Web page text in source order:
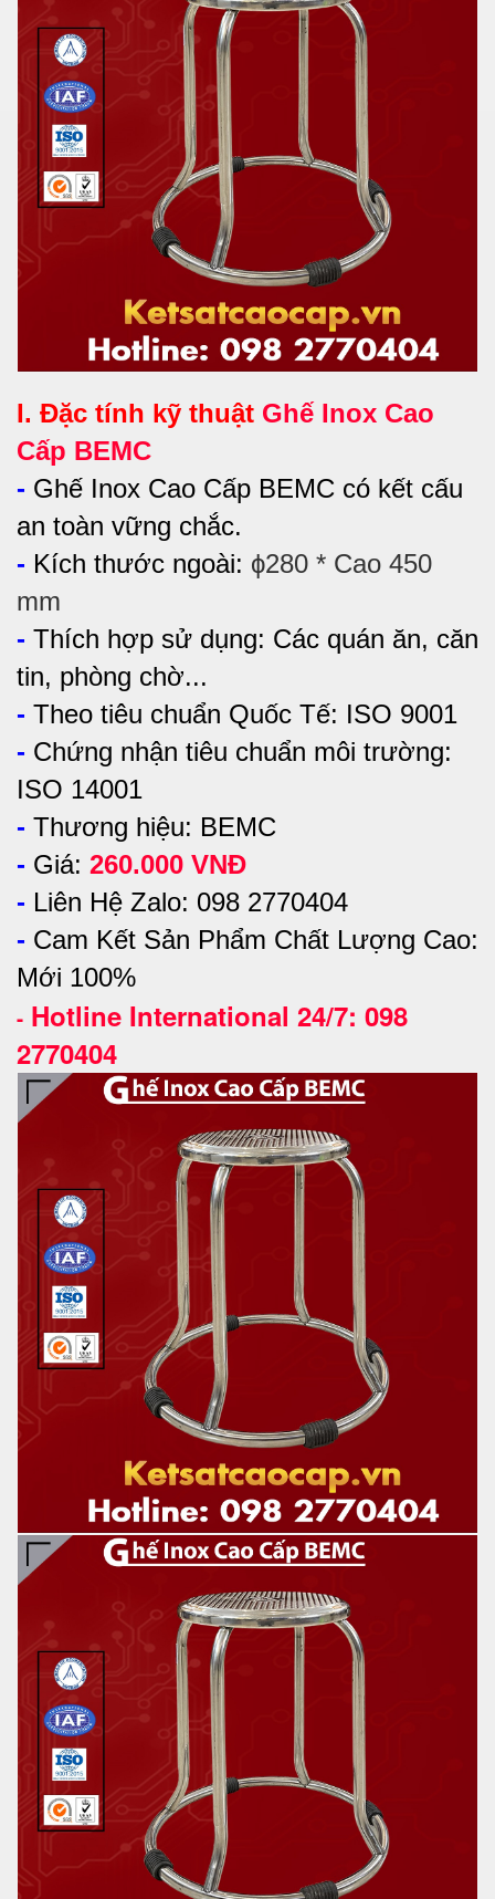
I. Đặc tính kỹ thuật Ghế Inox Cao
Cấp BEMC
- Ghế Inox Cao Cấp BEMC có kết cấu
an toàn vững chắc.
- Kích thước ngoài: ϕ280 * Cao 450
mm
- Thích hợp sử dụng: Các quán ăn, căn
tin, phòng chờ...
- Theo tiêu chuẩn Quốc Tế: ISO 9001
- Chứng nhận tiêu chuẩn môi trường:
ISO 14001
- Thương hiệu: BEMC
- Giá: 260.000 VNĐ
- Liên Hệ Zalo: 098 2770404
- Cam Kết Sản Phẩm Chất Lượng Cao:
Mới 100%
- Hotline International 24/7: 098
2770404